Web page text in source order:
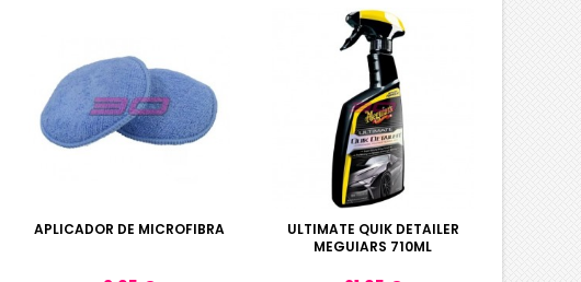
APLICADOR DE MICROFIBRA
ULTIMATE QUIK DETAILER
MEGUIARS 710ML